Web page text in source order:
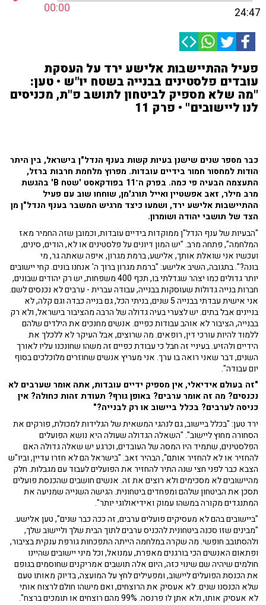
00:00 24:47
פעיל ההתיישבות אלישע ירד על העסקת
עובדים פלסטינים בבנייה בשטח יו"ש • טען:
"מה שלא מספיק לביטחון לתושב פ"ת, מכניסים
לנו ליישובים" • פרק 11
כבר מספר שנים שישנן בעיות קשות בענף הנדל"ן בישראל, בין היתר
הודות למחסור חמור בידיים עובדות. מפרוץ מלחמת חרבות ברזל,
התעצמה הבעיה פי כמה. בפרק ה־11 בפודקאסט 'שטח B' בהגשת
מרב מילר, זאב אפשטיין ואייל תורג'מן, שוחחו שוב עם פעיל
ההתיישבות אלישע ירד, ושמעו כיצד מרגיש המשבר בענף הנדל"ן מן
הצד של תושבי יהודה ושומרון.
"הבעיות של ענף הנדל"ן ממוקדות בידיים עובדות, וכמובן שזה החמיר מאז
המלחמה", פתחה מרב. "יש המון דיונים על פלסטינים או לא, הודים, סינים,
ועכשיו אני שואלת אותך, אלישע, ברמת מגרון, איפה שאתה גר, מי
בונה?". בתגובה, השיב אלישע: "ברמת מגרון ברוך ה' אנחנו בונים. קחי יישובים
יותר גדולים כמו יצהר שגדלתי בו, תכף 400 משפחות, יש רק יהודים שבונים,
חברות בנייה גדולות שעוסקות בבנייה, עבודה עברית - ערבים לא נכנסים לשם.
אני אישית עבדתי בבנייה 5 שנים, בניתי הכל, גם בנייה כבדה וגם קלה, לא
בניינים אבל בתים. יש לצערי בעיה גדולה של הרבה מהציבור בישראל, ולא רק
בבנייה, הציבור לא אוהב עבודות כפיים. אנשים מחנכים את הילדים שלהם
ללמוד להיות עורכי דין, רופאים. מה שרוצים, אבל העיקר לא ללכלך את
הידיים ולהזיע. בעיניי זה חבל כי עבודת כפיים זה משהו שחונכנו עליו לאורך
השנים, דבר שאני רואה בו ערך. אני מעריץ אנשים שחוזרים מלוכלכים בסוף
יום עבודה".
"זה בעולם אידיאלי, אין מספיק ידיים עובדות, אתה אומר שערבים לא
נכנסים? מה זה אומר ערבים? באופן גורף? תעודת זהות כחולה? אין
כניסה לערבים? בכלל ביישוב או רק לבנייה?"
ירד טען: "בכלל ביישוב, גם לנהגי המשאית של הגלידות למכולת, פורקים את
הסחורה מחוץ ליישוב". "השאלה הגדולה שעולה היא נושא הפועלים
הפלסטינים, שתמיד היו המסה של העובדים, וכרגע יש שאלה גדולה האם
להחזיר או לא להחזיר אותם", הבהיר זאב. "בישראל הם לא חזרו עדיין, וביו"ש
הצבא כבר לפני חצי שנה התיר להחזיר את הפועלים לעבוד עם מגבלות. חלק
מהיישובים לא מסכימים ולא רוצים את זה. אנשים חושבים שהכנסת פועלים
תסכן את הביטחון שלהם ומפחדים ביטחונית. הגישה השנייה שמניעה את
המתנגדים מקורה במשהו עמוק ואידיאולוגי יותר".
"ביישובים בהם לא מעסיקים פועלים ערבים, זה ככה כבר שנים", טען אלישע.
"מבינים שזו סכנה ביטחונית להכניס ערבים לתוך הבית שלך וליישוב שלך,
ולהסתובב חופשי. מה שקרה במלחמה הייתה התפכחות גורפת ענקית בציבור,
ופתאום האנשים הכי בורגנים מאפרת, עמנואל, וכל מיני יישובים שהיינו
חולמים שיהיה שם שינוי כזה, היום אלה תושבים אמריקנים שחוסמים בגופם
את הכנסת הפועלים ליישוב, ומפעילים לחץ על המועצה, בדיוק מאותו טעם
שלא הכנסנו שנים. לא אעסיק את הרוצחים, ואם מישהו חולם לרצוח אותי
לא אעסיק אותו, ולא אתן לו פרנסה. 99% מהם רוצחים או תומכים ברצח".